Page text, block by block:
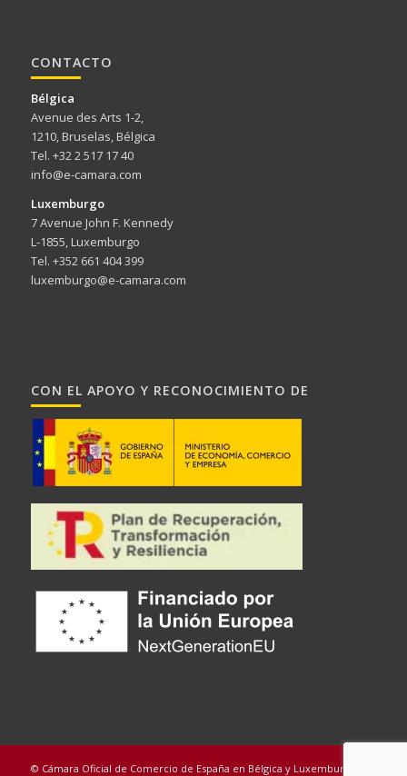
CONTACTO
Bélgica
Avenue des Arts 1-2,
1210, Bruselas, Bélgica
Tel. +32 2 517 17 40
info@e-camara.com
Luxemburgo
7 Avenue John F. Kennedy
L-1855, Luxemburgo
Tel. +352 661 404 399
luxemburgo@e-camara.com
CON EL APOYO Y RECONOCIMIENTO DE
© Cámara Oficial de Comercio de España en Bélgica y Luxemburgo